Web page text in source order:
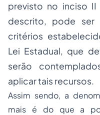
previsto no inciso II
descrito, pode ser
critérios
Lei Estadual, que
serão
aplicar tais recursos.
Assim sendo, a
mais é do que a